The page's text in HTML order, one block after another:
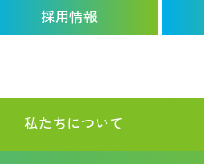
採用情報
私たちについて